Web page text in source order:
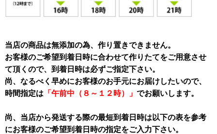
当店の商品は無添加の為、作り置きできません。
お客様のご希望到着日時に合わせて作りたてをご用意させ
て頂くので、到着日時は必ずご指定下さい。
尚、なるべく早めにお客様のお手元にお届けしたいので、
時間指定は 「午前中（８～１２時）」 でお願いします。
尚、当店から発送する際の最短到着日時は以下の表を参考
にお客様のご希望到着日時の指定をご入力下さい。